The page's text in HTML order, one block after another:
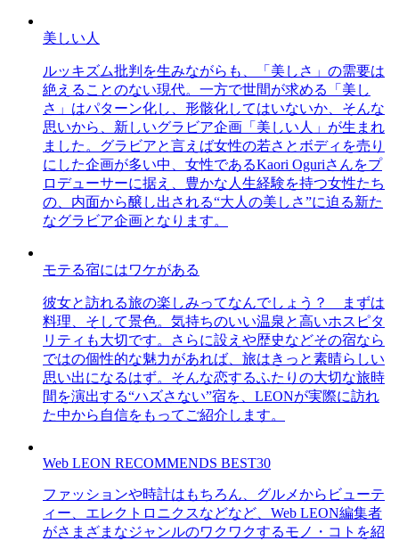
美しい人
ルッキズム批判を生みながらも、「美しさ」の需要は
絶えることのない現代。一方で世間が求める「美し
さ」はパターン化し、形骸化してはいないか、そんな
思いから、新しいグラビア企画「美しい人」が生まれ
ました。グラビアと言えば女性の若さとボディを売り
にした企画が多い中、女性であるKaori Oguriさんをプ
ロデューサーに据え、豊かな人生経験を持つ女性たち
の、内面から醸し出される“大人の美しさ”に迫る新た
なグラビア企画となります。
モテる宿にはワケがある
彼女と訪れる旅の楽しみってなんでしょう？ まずは
料理、そして景色。気持ちのいい温泉と高いホスピタ
リティも大切です。さらに設えや歴史などその宿なら
ではの個性的な魅力があれば、旅はきっと素晴らしい
思い出になるはず。そんな恋するふたりの大切な旅時
間を演出する“ハズさない”宿を、LEONが実際に訪れ
た中から自信をもってご紹介します。
Web LEON RECOMMENDS BEST30
ファッションや時計はもちろん、グルメからビューテ
ィー、エレクトロニクスなどなど、Web LEON編集者
がさまざまなジャンルのワクワクするモノ・コトを紹